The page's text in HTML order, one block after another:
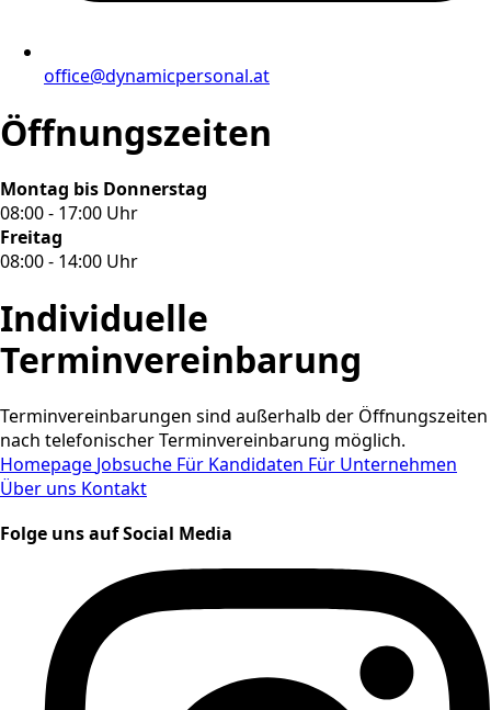
office@dynamicpersonal.at
Öffnungszeiten
Montag bis Donnerstag
08:00 - 17:00 Uhr
Freitag
08:00 - 14:00 Uhr
Individuelle
Terminvereinbarung
Terminvereinbarungen sind außerhalb der Öffnungszeiten
nach telefonischer Terminvereinbarung möglich.
Homepage Jobsuche Für Kandidaten Für Unternehmen
Über uns Kontakt
Folge uns auf Social Media